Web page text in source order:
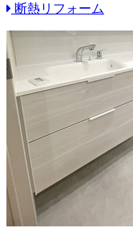
断熱リフォーム